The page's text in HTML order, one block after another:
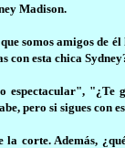
Madison.
somos amigos
con esta chica
espectacular",
pero si sigues con
la corte. Además,